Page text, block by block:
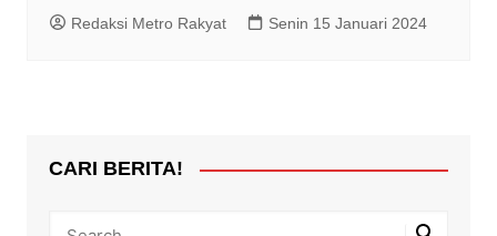
Redaksi Metro Rakyat Senin 15 Januari 2024
CARI BERITA!